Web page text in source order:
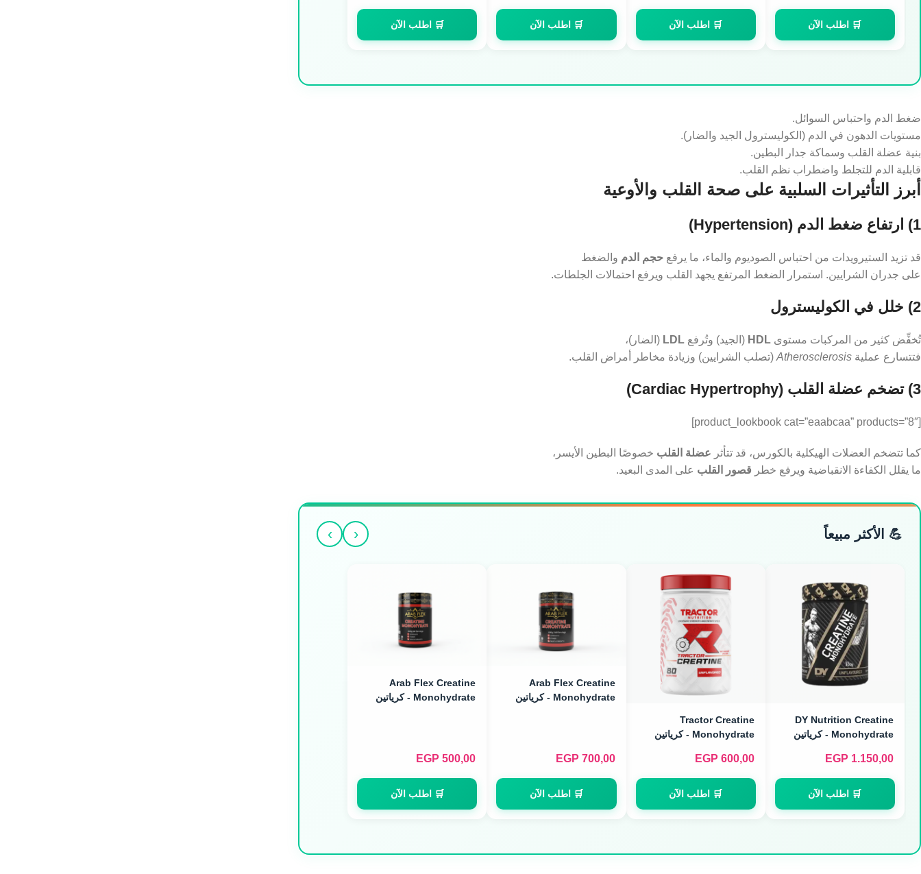
🛒 اطلب الآن 🛒 اطلب الآن 🛒 اطلب الآن 🛒 اطلب الآن
ضغط الدم واحتباس السوائل.
مستويات الدهون في الدم (الكوليسترول الجيد والضار).
بنية عضلة القلب وسماكة جدار البطين.
قابلية الدم للتجلط واضطراب نظم القلب.
أبرز التأثيرات السلبية على صحة القلب والأوعية
1) ارتفاع ضغط الدم (Hypertension)
قد تزيد الستيرويدات من احتباس الصوديوم والماء، ما يرفع حجم الدم والضغط
على جدران الشرايين. استمرار الضغط المرتفع يجهد القلب ويرفع احتمالات الجلطات.
2) خلل في الكوليسترول
تُخفِّض كثير من المركبات مستوى HDL (الجيد) وتُرفع LDL (الضار)،
فتتسارع عملية Atherosclerosis (تصلب الشرايين) وزيادة مخاطر أمراض القلب.
3) تضخم عضلة القلب (Cardiac Hypertrophy)
[product_lookbook cat=”eaabcaa” products=”8″]
كما تتضخم العضلات الهيكلية بالكورس، قد تتأثر عضلة القلب خصوصًا البطين الأيسر،
ما يقلل الكفاءة الانقباضية ويرفع خطر قصور القلب على المدى البعيد.
💪 الأكثر مبيعاً ‹
›
DY Nutrition Creatine
Monohydrate - كرياتين
1.150,00
EGP
🛒 اطلب الآن
Tractor Creatine
Monohydrate - كرياتين
Servings)
600,00
EGP
🛒 اطلب الآن
Arab Flex Creatine
Monohydrate - كرياتين
700,00
EGP
🛒 اطلب الآن
Arab Flex Creatine
Monohydrate - كرياتين
500,00
EGP
🛒 اطلب الآن